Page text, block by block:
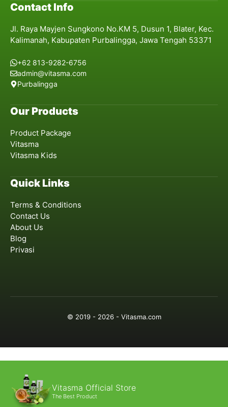
Contact Info
Jl. Raya Mayjen Sungkono No.KM 5, Dusun 1, Blater, Kec.
Kalimanah, Kabupaten Purbalingga, Jawa Tengah 53371
+62 813-9282-6756
admin@vitasma.com
Purbalingga
Our Products
Product Package
Vitasma
Vitasma Kids
Quick Links
Terms & Conditions
Contact Us
About Us
Blog
Privasi
© 2019 - 2026 - Vitasma.com
Vitasma Official Store
The Best Product